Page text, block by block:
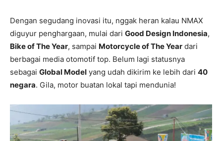
Dengan segudang inovasi itu, nggak heran kalau NMAX
diguyur penghargaan, mulai dari Good Design Indonesia,
Bike of The Year, sampai Motorcycle of The Year dari
berbagai media otomotif top. Belum lagi statusnya
sebagai Global Model yang udah dikirim ke lebih dari 40
negara. Gila, motor buatan lokal tapi mendunia!